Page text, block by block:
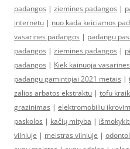
padangos | ziemines padangos |
internetu | nuo kada keiciamos
vasarines padangos | padangu
padangos | ziemines padangos |
padangos | Kiek kainuoja
padangu gamintojai 2021 metais |
zalios arbatos ekstraktu | tofu
grazinimas | elektromobiliu
paskolos | kačių mityba |
vilniuje | meistras vilniuje |